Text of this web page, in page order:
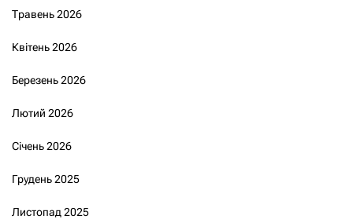
Травень 2026
Квітень 2026
Березень 2026
Лютий 2026
Січень 2026
Грудень 2025
Листопад 2025